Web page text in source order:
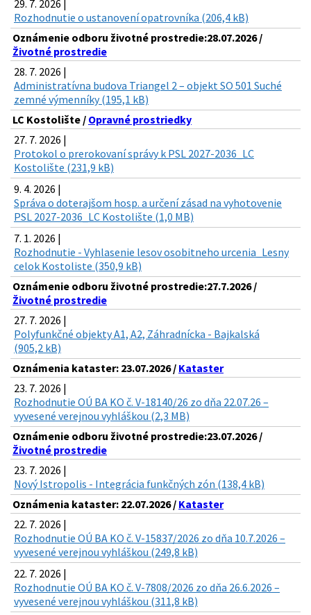
29. 7. 2026 |
Rozhodnutie o ustanovení opatrovníka (206,4 kB)
Oznámenie odboru životné prostredie:28.07.2026 /
Životné prostredie
28. 7. 2026 |
Administratívna budova Triangel 2 – objekt SO 501 Suché
zemné výmenníky (195,1 kB)
LC Kostolište / Opravné prostriedky
27. 7. 2026 |
Protokol o prerokovaní správy k PSL 2027-2036_LC
Kostolište (231,9 kB)
9. 4. 2026 |
Správa o doterajšom hosp. a určení zásad na vyhotovenie
PSL 2027-2036_LC Kostolište (1,0 MB)
7. 1. 2026 |
Rozhodnutie - Vyhlasenie lesov osobitneho urcenia_Lesny
celok Kostoliste (350,9 kB)
Oznámenie odboru životné prostredie:27.7.2026 /
Životné prostredie
27. 7. 2026 |
Polyfunkčné objekty A1, A2, Záhradnícka - Bajkalská
(905,2 kB)
Oznámenia kataster: 23.07.2026 / Kataster
23. 7. 2026 |
Rozhodnutie OÚ BA KO č. V-18140/26 zo dňa 22.07.26 –
vyvesené verejnou vyhláškou (2,3 MB)
Oznámenie odboru životné prostredie:23.07.2026 /
Životné prostredie
23. 7. 2026 |
Nový Istropolis - Integrácia funkčných zón (138,4 kB)
Oznámenia kataster: 22.07.2026 / Kataster
22. 7. 2026 |
Rozhodnutie OÚ BA KO č. V-15837/2026 zo dňa 10.7.2026 –
vyvesené verejnou vyhláškou (249,8 kB)
22. 7. 2026 |
Rozhodnutie OÚ BA KO č. V-7808/2026 zo dňa 26.6.2026 –
vyvesené verejnou vyhláškou (311,8 kB)